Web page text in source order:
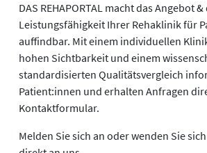
DAS REHAPORTAL macht das Angebot &
Leistungsfähigkeit Ihrer Rehaklinik für
auffindbar. Mit einem individuellen
hohen Sichtbarkeit und einem
standardisierten Qualitätsvergleich
Patient:innen und erhalten Anfragen
Kontaktformular.
Melden Sie sich an oder wenden Sie